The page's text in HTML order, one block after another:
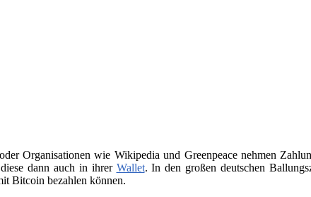
Organisationen wie Wikipedia und Greenpeace nehmen
dann auch in ihrer Wallet. In den großen deutschen
Bitcoin bezahlen können.